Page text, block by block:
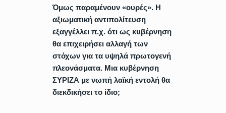
Όμως παραμένουν «ουρές». Η
αξιωματική αντιπολίτευση
εξαγγέλλει π.χ. ότι ως κυβέρνηση
θα επιχειρήσει αλλαγή των
στόχων για τα υψηλά πρωτογενή
πλεονάσματα. Μια κυβέρνηση
ΣΥΡΙΖΑ με νωπή λαϊκή εντολή θα
διεκδικήσει το ίδιο;